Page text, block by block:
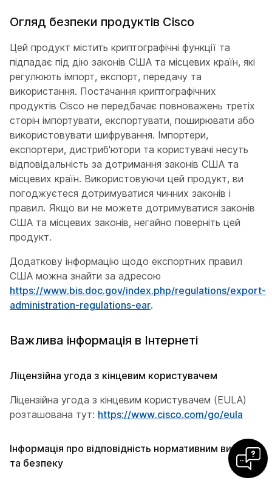
Огляд безпеки продуктів Cisco
Цей продукт містить криптографічні функції та
підпадає під дію законів США та місцевих країн, які
регулюють імпорт, експорт, передачу та
використання. Постачання криптографічних
продуктів Cisco не передбачає повноважень третіх
сторін імпортувати, експортувати, поширювати або
використовувати шифрування. Імпортери,
експортери, дистриб'ютори та користувачі несуть
відповідальність за дотримання законів США та
місцевих країн. Використовуючи цей продукт, ви
погоджуєтеся дотримуватися чинних законів і
правил. Якщо ви не можете дотримуватися законів
США та місцевих законів, негайно поверніть цей
продукт.
Додаткову інформацію щодо експортних правил
США можна знайти за адресою
https://www.bis.doc.gov/index.php/regulations/export-
administration-regulations-ear.
Важлива інформація в Інтернеті
Ліцензійна угода з кінцевим користувачем
Ліцензійна угода з кінцевим користувачем (EULA)
розташована тут: https://www.cisco.com/go/eula
Інформація про відповідність нормативним вимогам
та безпеку